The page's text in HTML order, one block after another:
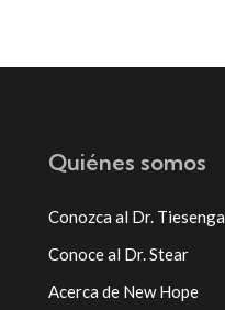
Quiénes somos
Conozca al Dr. Tiesenga
Conoce al Dr. Stear
Acerca de New Hope